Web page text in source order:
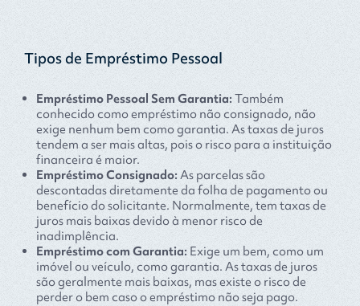
Tipos de Empréstimo Pessoal
Empréstimo Pessoal Sem Garantia: Também
conhecido como empréstimo não consignado, não
exige nenhum bem como garantia. As taxas de juros
tendem a ser mais altas, pois o risco para a instituição
financeira é maior.
Empréstimo Consignado:As parcelas são
descontadas diretamente da folha de pagamento ou
benefício do solicitante. Normalmente, tem taxas de
juros mais baixas devido à menor risco de
inadimplência.
Empréstimo com Garantia: Exige um bem, como um
imóvel ou veículo, como garantia. As taxas de juros
são geralmente mais baixas, mas existe o risco de
perder o bem caso o empréstimo não seja pago.